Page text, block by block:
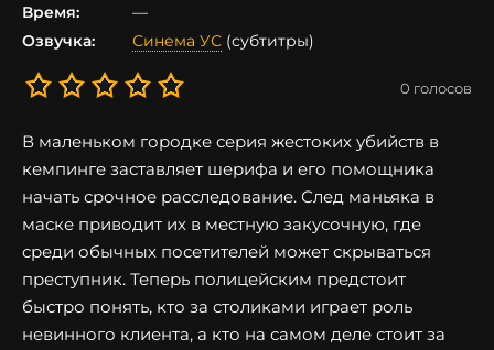
Время:
—
Озвучка:
Синема УС (субтитры)
0 голосов
В маленьком городке серия жестоких убийств в
кемпинге заставляет шерифа и его помощника
начать срочное расследование. След маньяка в
маске приводит их в местную закусочную, где
среди обычных посетителей может скрываться
преступник. Теперь полицейским предстоит
быстро понять, кто за столиками играет роль
невинного клиента, а кто на самом деле стоит за